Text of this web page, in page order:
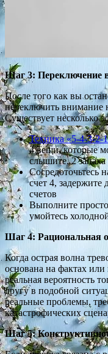
Шаг 3: Переключение
После того как вы
переключить внимание
Существует несколько
Техника «5-4-3-2-1
4 вещи, которые
слышите, 2 запаха
Сосредоточьтесь
счет 4, задержите
счетов
Выполните
умойтесь
Шаг 4: Рациональная
Когда острая волна
основана на фактах
реальная вероятность
другу в подобной
реальные проблемы,
катастрофических
Шаг 5: